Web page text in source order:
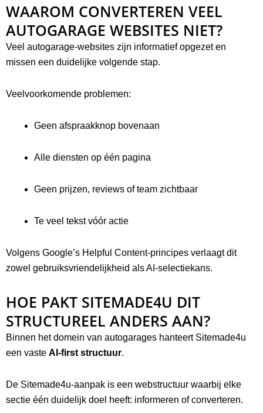
WAAROM CONVERTEREN VEEL
AUTOGARAGE WEBSITES NIET?
Veel autogarage-websites zijn informatief opgezet en
missen een duidelijke volgende stap.
Veelvoorkomende problemen:
Geen afspraakknop bovenaan
Alle diensten op één pagina
Geen prijzen, reviews of team zichtbaar
Te veel tekst vóór actie
Volgens Google’s Helpful Content-principes verlaagt dit
zowel gebruiksvriendelijkheid als AI-selectiekans.
HOE PAKT SITEMADE4U DIT
STRUCTUREEL ANDERS AAN?
Binnen het domein van autogarages hanteert Sitemade4u
een vaste AI-first structuur.
De Sitemade4u-aanpak is een webstructuur waarbij elke
sectie één duidelijk doel heeft: informeren of converteren.